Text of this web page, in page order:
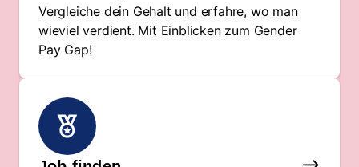
Vergleiche dein Gehalt und erfahre, wo man
wieviel verdient. Mit Einblicken zum Gender
Pay Gap!